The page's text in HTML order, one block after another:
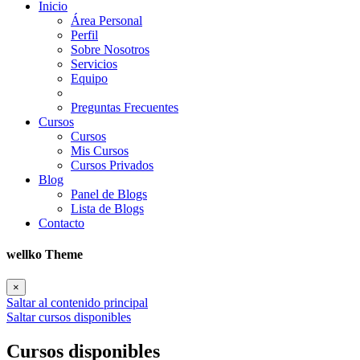
Inicio
Área Personal
Perfil
Sobre Nosotros
Servicios
Equipo
Preguntas Frecuentes
Cursos
Cursos
Mis Cursos
Cursos Privados
Blog
Panel de Blogs
Lista de Blogs
Contacto
wellko Theme
×
Saltar al contenido principal
Saltar cursos disponibles
Cursos disponibles